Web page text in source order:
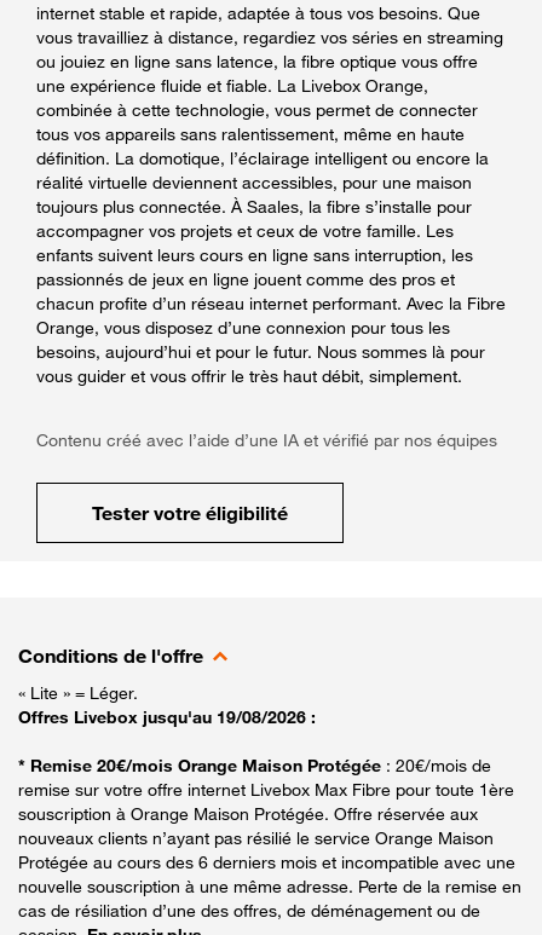
internet stable et rapide, adaptée à tous vos besoins. Que
vous travailliez à distance, regardiez vos séries en streaming
ou jouiez en ligne sans latence, la fibre optique vous offre
une expérience fluide et fiable. La Livebox Orange,
combinée à cette technologie, vous permet de connecter
tous vos appareils sans ralentissement, même en haute
définition. La domotique, l’éclairage intelligent ou encore la
réalité virtuelle deviennent accessibles, pour une maison
toujours plus connectée. À Saales, la fibre s’installe pour
accompagner vos projets et ceux de votre famille. Les
enfants suivent leurs cours en ligne sans interruption, les
passionnés de jeux en ligne jouent comme des pros et
chacun profite d’un réseau internet performant. Avec la Fibre
Orange, vous disposez d’une connexion pour tous les
besoins, aujourd’hui et pour le futur. Nous sommes là pour
vous guider et vous offrir le très haut débit, simplement.
Contenu créé avec l’aide d’une IA et vérifié par nos équipes
Tester votre éligibilité
Conditions de l'offre
« Lite » = Léger.
Offres Livebox jusqu'au 19/08/2026 :
* Remise 20€/mois Orange Maison Protégée : 20€/mois de
remise sur votre offre internet Livebox Max Fibre pour toute 1ère
souscription à Orange Maison Protégée. Offre réservée aux
nouveaux clients n’ayant pas résilié le service Orange Maison
Protégée au cours des 6 derniers mois et incompatible avec une
nouvelle souscription à une même adresse. Perte de la remise en
cas de résiliation d’une des offres, de déménagement ou de